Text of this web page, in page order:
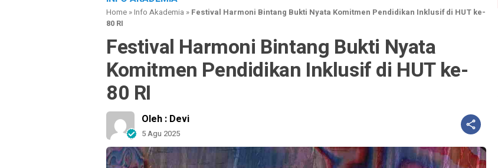
Home »Info Akademia » Festival Harmoni Bintang Bukti Nyata Komitmen Pendidikan Inklusif di HUT ke-
80 RI
Festival Harmoni Bintang Bukti Nyata
Komitmen Pendidikan Inklusif di HUT ke-
80 RI
Oleh : Devi
5 Agu 2025